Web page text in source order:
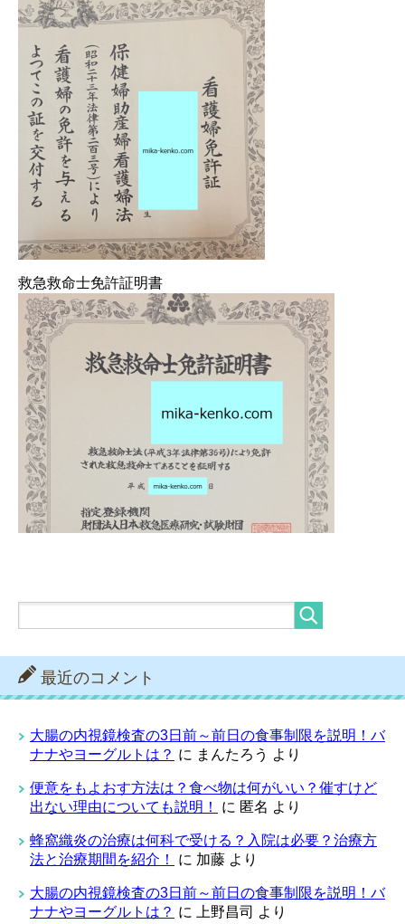
救急救命士免許証明書
最近のコメント
大腸の内視鏡検査の3日前～前日の食事制限を説明！バ
ナナやヨーグルトは？ に まんたろう より
便意をもよおす方法は？食べ物は何がいい？催すけど
出ない理由についても説明！
に 匿名 より
蜂窩織炎の治療は何科で受ける？入院は必要？治療方
法と治療期間を紹介！
に 加藤 より
大腸の内視鏡検査の3日前～前日の食事制限を説明！バ
ナナやヨーグルトは？ に 上野昌司 より